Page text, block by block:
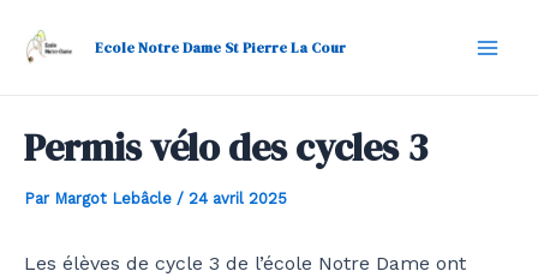
Ecole Notre Dame St Pierre La Cour
Permis vélo des cycles 3
Par Margot Lebâcle / 24 avril 2025
Les élèves de cycle 3 de l’école Notre Dame ont
des